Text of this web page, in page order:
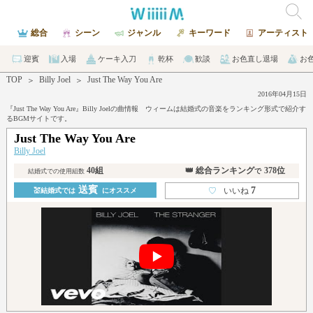
総合 シーン ジャンル キーワード アーティスト
迎賓 入場 ケーキ入刀 乾杯 歓談 お色直し退場 お
TOP ＞ Billy Joel ＞ Just The Way You Are
2016年04月15日
『Just The Way You Are』Billy Joelの曲情報 ウィームは結婚式の音楽をランキング形式で紹介す
るBGMサイトです。
Just The Way You Are
Billy Joel
結婚式での使用組数40組 👑 総合ランキングで 378位
💒結婚式では送賓 にオススメ ♡ いいね7